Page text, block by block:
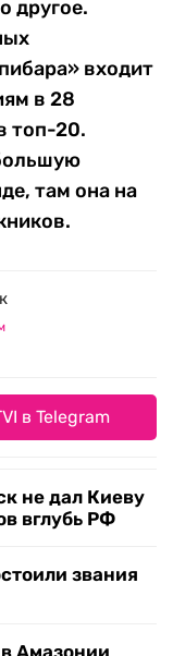
другое.
входит
в 28
топ-20.
там она на
в Telegram
не дал Киеву
вглубь РФ
звания